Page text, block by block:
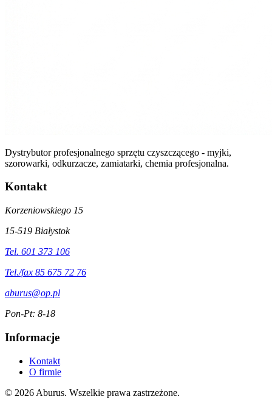
Dystrybutor profesjonalnego sprzętu czyszczącego - myjki,
szorowarki, odkurzacze, zamiatarki, chemia profesjonalna.
Kontakt
Korzeniowskiego 15
15-519 Białystok
Tel. 601 373 106
Tel./fax 85 675 72 76
aburus@op.pl
Pon-Pt: 8-18
Informacje
Kontakt
O firmie
© 2026 Aburus. Wszelkie prawa zastrzeżone.